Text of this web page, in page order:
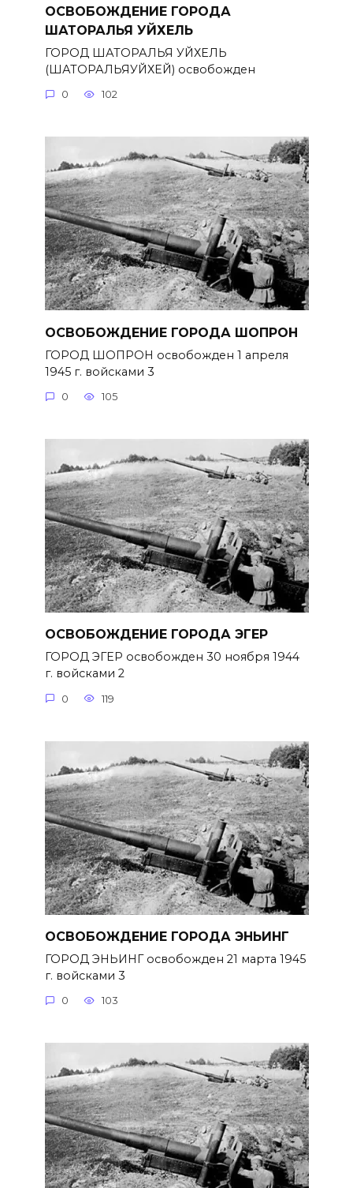
ОСВОБОЖДЕНИЕ ГОРОДА
ШАТОРАЛЬЯ УЙХЕЛЬ
ГОРОД ШАТОРАЛЬЯ УЙХЕЛЬ
(ШАТОРАЛЬЯУЙХЕЙ) освобожден
0 102
ОСВОБОЖДЕНИЕ ГОРОДА ШОПРОН
ГОРОД ШОПРОН освобожден 1 апреля
1945 г. войсками 3
0 105
ОСВОБОЖДЕНИЕ ГОРОДА ЭГЕР
ГОРОД ЭГЕР освобожден 30 ноября 1944
г. войсками 2
0 119
ОСВОБОЖДЕНИЕ ГОРОДА ЭНЬИНГ
ГОРОД ЭНЬИНГ освобожден 21 марта 1945
г. войсками 3
0 103